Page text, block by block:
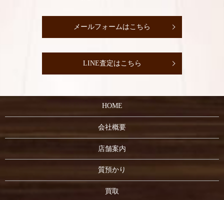
メールフォームはこちら
LINE査定はこちら
HOME
会社概要
店舗案内
質預かり
買取